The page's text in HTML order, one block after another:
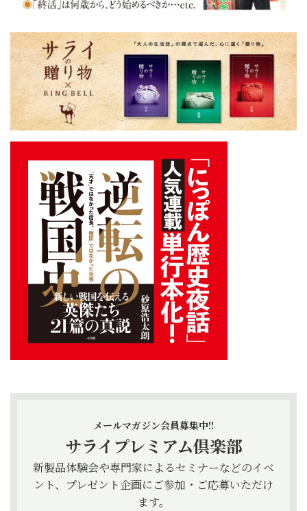
メールマガジン会員募集中!!
サライプレミアム倶楽部
新製品体験会や専門家によるセミナーなどのイベ
ント、プレゼント企画にご参加・ご応募いただけ
ます。